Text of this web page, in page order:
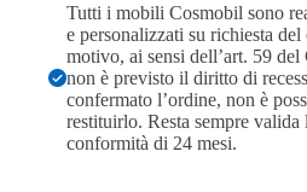
Tutti i mobili Cosmobil sono
e personalizzati su richiesta
motivo, ai sensi dell’art. 59
non è previsto il diritto di
confermato l’ordine, non è
restituirlo. Resta sempre valida
conformità di 24 mesi.